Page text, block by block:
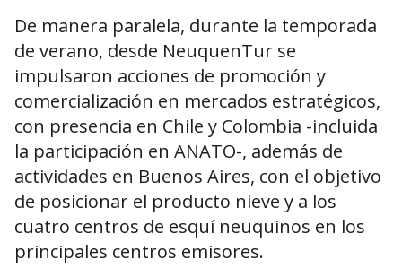
De manera paralela, durante la temporada
de verano, desde NeuquenTur se
impulsaron acciones de promoción y
comercialización en mercados estratégicos,
con presencia en Chile y Colombia -incluida
la participación en ANATO-, además de
actividades en Buenos Aires, con el objetivo
de posicionar el producto nieve y a los
cuatro centros de esquí neuquinos en los
principales centros emisores.